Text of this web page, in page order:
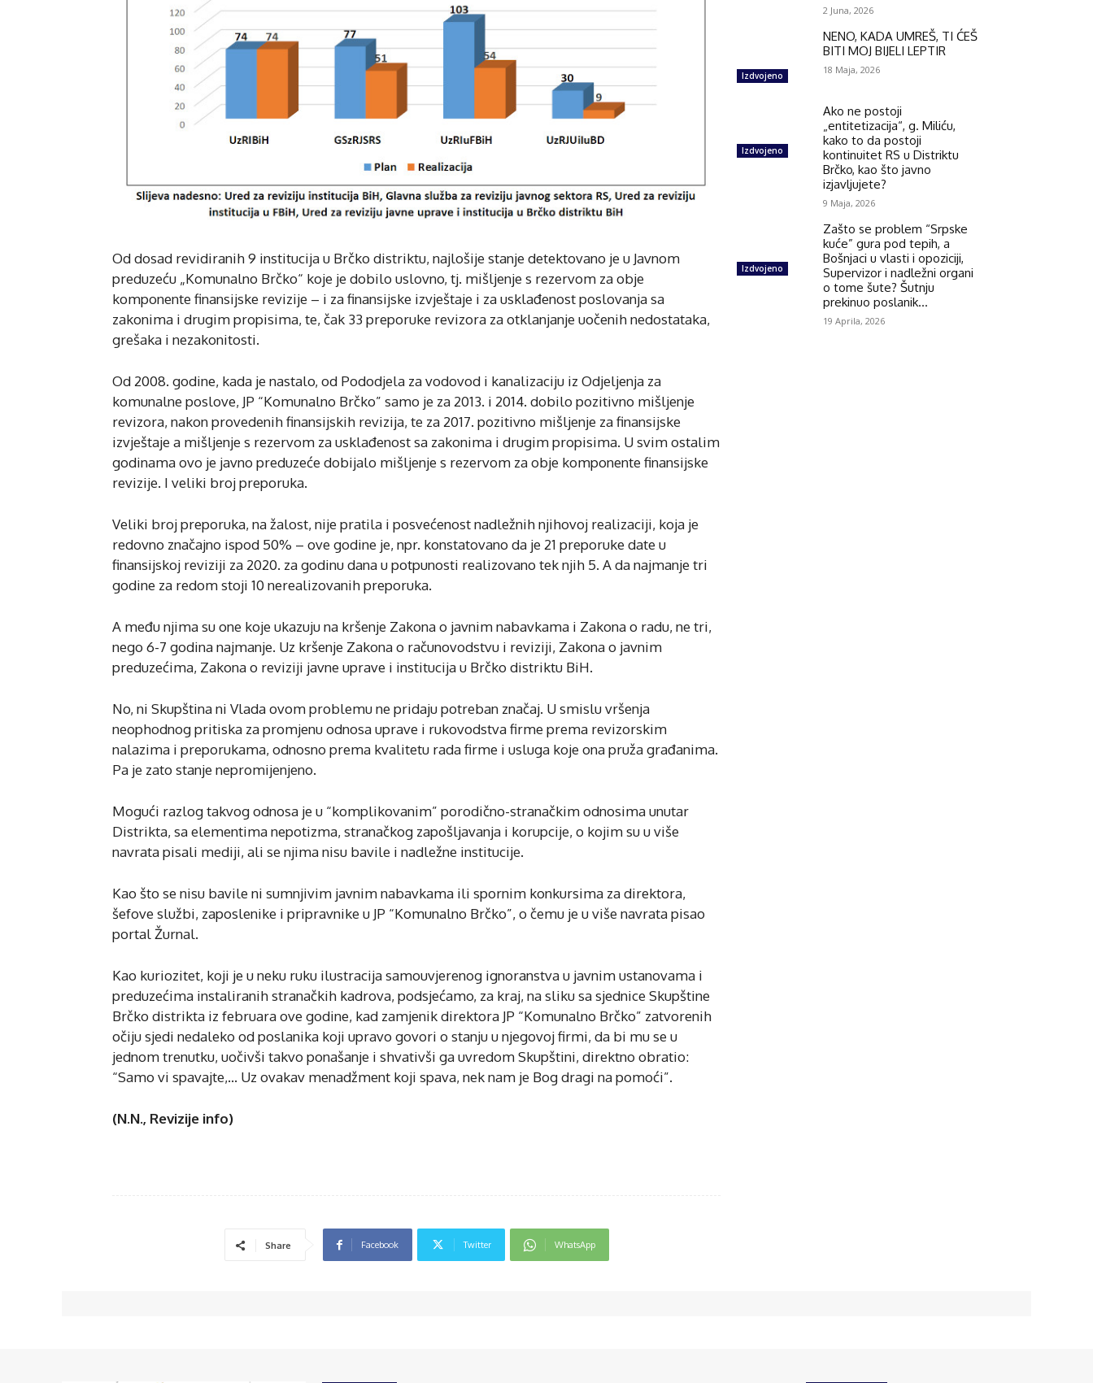
Od dosad revidiranih 9 institucija u Brčko distriktu, najlošije stanje detektovano je u Javnom
preduzeću „Komunalno Brčko“ koje je dobilo uslovno, tj. mišljenje s rezervom za obje
komponente finansijske revizije – i za finansijske izvještaje i za usklađenost poslovanja sa
zakonima i drugim propisima, te, čak 33 preporuke revizora za otklanjanje uočenih nedostataka,
grešaka i nezakonitosti.
Od 2008. godine, kada je nastalo, od Pododjela za vodovod i kanalizaciju iz Odjeljenja za
komunalne poslove, JP “Komunalno Brčko” samo je za 2013. i 2014. dobilo pozitivno mišljenje
revizora, nakon provedenih finansijskih revizija, te za 2017. pozitivno mišljenje za finansijske
izvještaje a mišljenje s rezervom za usklađenost sa zakonima i drugim propisima. U svim ostalim
godinama ovo je javno preduzeće dobijalo mišljenje s rezervom za obje komponente finansijske
revizije. I veliki broj preporuka.
Veliki broj preporuka, na žalost, nije pratila i posvećenost nadležnih njihovoj realizaciji, koja je
redovno značajno ispod 50% – ove godine je, npr. konstatovano da je 21 preporuke date u
finansijskoj reviziji za 2020. za godinu dana u potpunosti realizovano tek njih 5. A da najmanje tri
godine za redom stoji 10 nerealizovanih preporuka.
A među njima su one koje ukazuju na kršenje Zakona o javnim nabavkama i Zakona o radu, ne tri,
nego 6-7 godina najmanje. Uz kršenje Zakona o računovodstvu i reviziji, Zakona o javnim
preduzećima, Zakona o reviziji javne uprave i institucija u Brčko distriktu BiH.
No, ni Skupština ni Vlada ovom problemu ne pridaju potreban značaj. U smislu vršenja
neophodnog pritiska za promjenu odnosa uprave i rukovodstva firme prema revizorskim
nalazima i preporukama, odnosno prema kvalitetu rada firme i usluga koje ona pruža građanima.
Pa je zato stanje nepromijenjeno.
Mogući razlog takvog odnosa je u “komplikovanim” porodično-stranačkim odnosima unutar
Distrikta, sa elementima nepotizma, stranačkog zapošljavanja i korupcije, o kojim su u više
navrata pisali mediji, ali se njima nisu bavile i nadležne institucije.
Kao što se nisu bavile ni sumnjivim javnim nabavkama ili spornim konkursima za direktora,
šefove službi, zaposlenike i pripravnike u JP “Komunalno Brčko”, o čemu je u više navrata pisao
portal Žurnal.
Kao kuriozitet, koji je u neku ruku ilustracija samouvjerenog ignoranstva u javnim ustanovama i
preduzećima instaliranih stranačkih kadrova, podsjećamo, za kraj, na sliku sa sjednice Skupštine
Brčko distrikta iz februara ove godine, kad zamjenik direktora JP “Komunalno Brčko” zatvorenih
očiju sjedi nedaleko od poslanika koji upravo govori o stanju u njegovoj firmi, da bi mu se u
jednom trenutku, uočivši takvo ponašanje i shvativši ga uvredom Skupštini, direktno obratio:
“Samo vi spavajte,… Uz ovakav menadžment koji spava, nek nam je Bog dragi na pomoći”.
(N.N., Revizije info)
Share Facebook Twitter WhatsApp
2 Juna, 2026
Izdvojeno
NENO, KADA UMREŠ, TI ĆEŠ
BITI MOJ BIJELI LEPTIR
18 Maja, 2026
Izdvojeno
Ako ne postoji
„entitetizacija“, g. Miliću,
kako to da postoji
kontinuitet RS u Distriktu
Brčko, kao što javno
izjavljujete?
9 Maja, 2026
Izdvojeno
Zašto se problem “Srpske
kuće” gura pod tepih, a
Bošnjaci u vlasti i opoziciji,
Supervizor i nadležni organi
o tome šute? Šutnju
prekinuo poslanik...
19 Aprila, 2026